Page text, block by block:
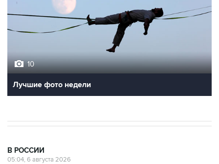
10
Лучшие фото недели
В РОССИИ
05:04, 6 августа 2026